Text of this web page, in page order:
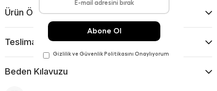
Ürün Önerileri
Teslimat Ve İade Koşulları
Beden Kılavuzu